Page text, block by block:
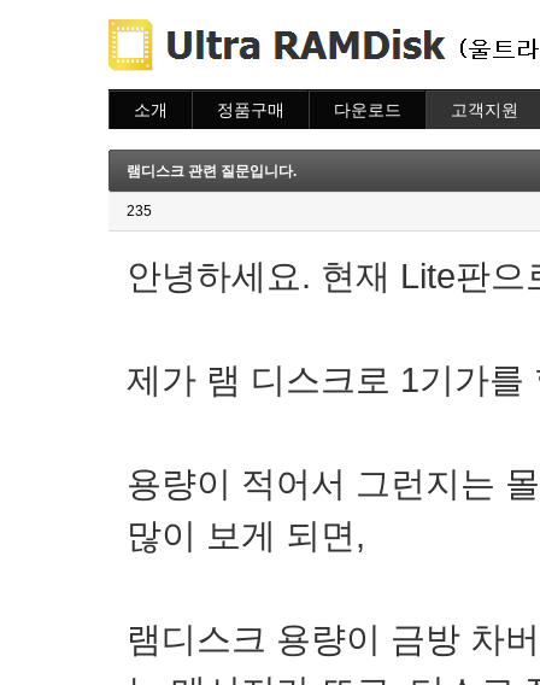
소개 정품구매
주문조회
이용안내
다운로드 고객지원
질문하기
램디스크 관련 질문입니다.
235
안녕하세요. 현재 Lite판
제가 램 디스크로 1기가를
용량이 적어서 그런지는
많이 보게 되면,
램디스크 용량이 금방 차